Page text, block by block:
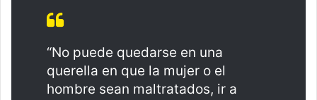
“No puede quedarse en una
querella en que la mujer o el
hombre sean maltratados, ir a